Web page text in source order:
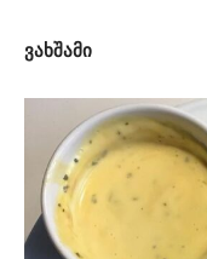
ვახშამი